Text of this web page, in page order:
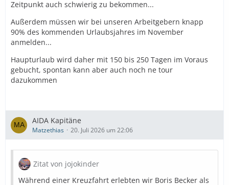
Zeitpunkt auch schwierig zu bekommen...
Außerdem müssen wir bei unseren Arbeitgebern knapp
90% des kommenden Urlaubsjahres im November
anmelden...
Haupturlaub wird daher mit 150 bis 250 Tagen im Voraus
gebucht, spontan kann aber auch noch ne tour
dazukommen
AIDA Kapitäne
Matzethias 20. Juli 2026 um 22:06
Zitat von jojokinder
Während einer Kreuzfahrt erlebten wir Boris Becker als